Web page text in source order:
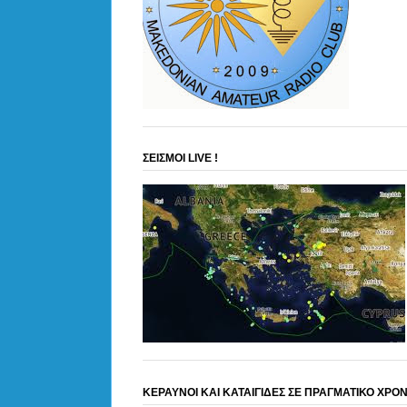
ΣΕΙΣΜΟΙ LIVE !
ΚΕΡΑΥΝΟΙ ΚΑΙ ΚΑΤΑΙΓΙΔΕΣ ΣΕ ΠΡΑΓΜΑΤΙΚΟ